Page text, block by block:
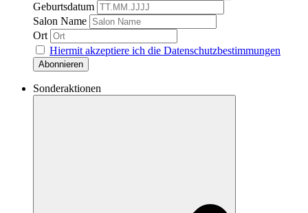
Geburtsdatum
Salon Name
Ort
Hiermit akzeptiere ich die Datenschutzbestimmungen
Sonderaktionen